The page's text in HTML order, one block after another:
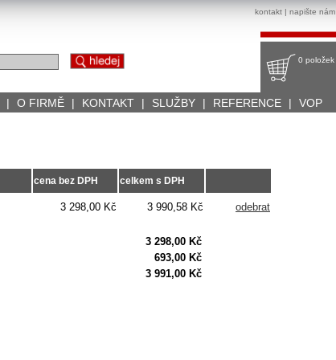
kontakt | napište nám
0 položek
| O FIRMĚ | KONTAKT | SLUŽBY | REFERENCE | VOP
cena bez DPH celkem s DPH
3 298,00 Kč 3 990,58 Kč odebrat
3 298,00 Kč
693,00 Kč
3 991,00 Kč